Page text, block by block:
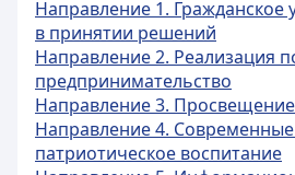
Направление 1. Гражданское
в принятии решений
Направление 2. Реализация
предпринимательство
Направление 3. Просвещение
Направление 4.
патриотическое воспитание